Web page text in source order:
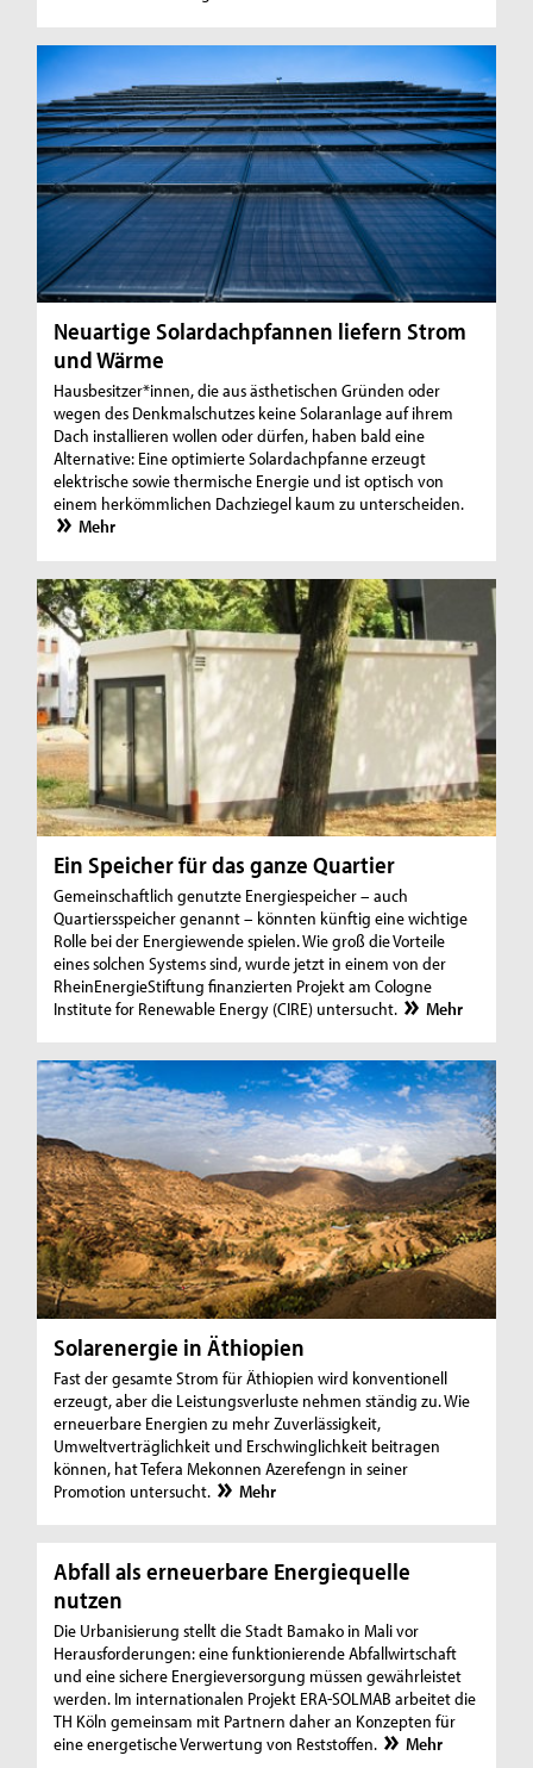
Neuartige Solardachpfannen liefern Strom
und Wärme
Hausbesitzer*innen, die aus ästhetischen Gründen oder
wegen des Denkmalschutzes keine Solaranlage auf ihrem
Dach installieren wollen oder dürfen, haben bald eine
Alternative: Eine optimierte Solardachpfanne erzeugt
elektrische sowie thermische Energie und ist optisch von
einem herkömmlichen Dachziegel kaum zu unterscheiden.
Mehr
Ein Speicher für das ganze Quartier
Gemeinschaftlich genutzte Energiespeicher – auch
Quartiersspeicher genannt – könnten künftig eine wichtige
Rolle bei der Energiewende spielen. Wie groß die Vorteile
eines solchen Systems sind, wurde jetzt in einem von der
RheinEnergieStiftung finanzierten Projekt am Cologne
Institute for Renewable Energy (CIRE) untersucht.
Mehr
Solarenergie in Äthiopien
Fast der gesamte Strom für Äthiopien wird konventionell
erzeugt, aber die Leistungsverluste nehmen ständig zu. Wie
erneuerbare Energien zu mehr Zuverlässigkeit,
Umweltverträglichkeit und Erschwinglichkeit beitragen
können, hat Tefera Mekonnen Azerefengn in seiner
Promotion untersucht.
Mehr
Abfall als erneuerbare Energiequelle
nutzen
Die Urbanisierung stellt die Stadt Bamako in Mali vor
Herausforderungen: eine funktionierende Abfallwirtschaft
und eine sichere Energieversorgung müssen gewährleistet
werden. Im internationalen Projekt ERA-SOLMAB arbeitet die
TH Köln gemeinsam mit Partnern daher an Konzepten für
eine energetische Verwertung von Reststoffen.
Mehr